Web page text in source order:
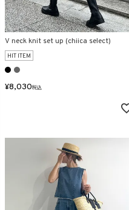
V neck knit set up (chiica select)
HIT ITEM
¥8,030税込